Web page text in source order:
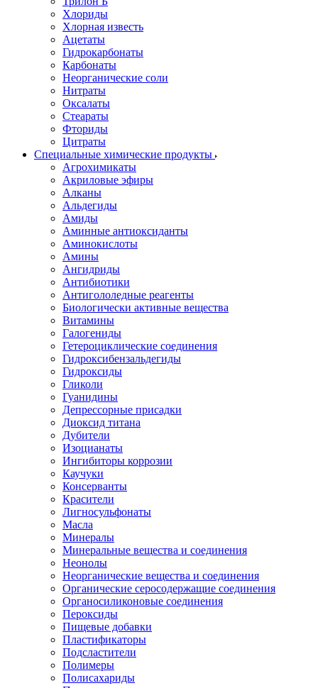
Хлориды
Хлорная известь
Ацетаты
Гидрокарбонаты
Карбонаты
Неорганические соли
Нитраты
Оксалаты
Стеараты
Фториды
Цитраты
Специальные химические продукты
Агрохимикаты
Акриловые эфиры
Алканы
Альдегиды
Амиды
Аминные антиоксиданты
Аминокислоты
Амины
Ангидриды
Антибиотики
Антигололедные реагенты
Биологически активные вещества
Витамины
Галогениды
Гетероциклические соединения
Гидроксибензальдегиды
Гидроксиды
Гликоли
Гуанидины
Депрессорные присадки
Диоксид титана
Дубители
Изоцианаты
Ингибиторы коррозии
Каучуки
Консерванты
Красители
Лигносульфонаты
Масла
Минералы
Минеральные вещества и соединения
Неонолы
Неорганические вещества и соединения
Органические серосодержащие соединения
Органосиликоновые соединения
Пероксиды
Пищевые добавки
Пластификаторы
Подсластители
Полимеры
Полисахариды